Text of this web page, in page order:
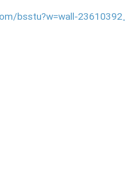
bsstu?w=wall-